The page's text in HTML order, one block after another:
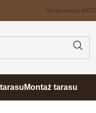
Sprzedawca MDS
Montaż tarasu